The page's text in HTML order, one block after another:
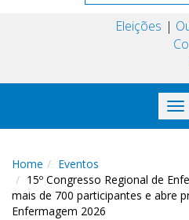
Eleições
Home
Eventos
15º Congresso Regional de
mais de 700 participantes e abre
Enfermagem 2026